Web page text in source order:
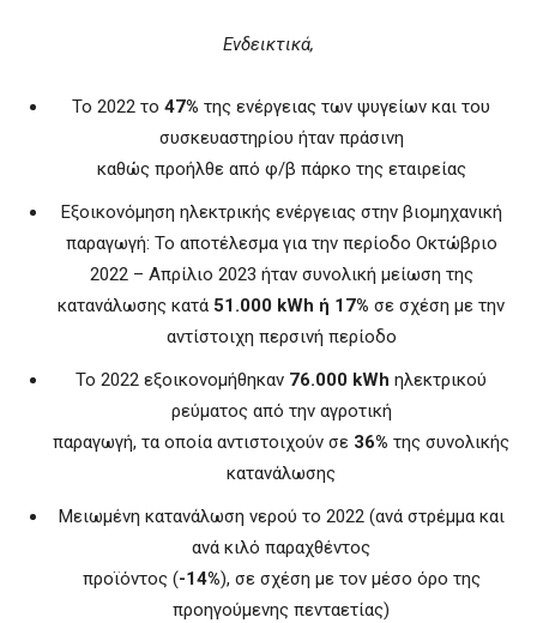
Ενδεικτικά,
Το 2022 το 47% της ενέργειας των ψυγείων και του
συσκευαστηρίου ήταν πράσινη
καθώς προήλθε από φ/β πάρκο της εταιρείας
Εξοικονόμηση ηλεκτρικής ενέργειας στην βιομηχανική
παραγωγή: Το αποτέλεσμα για την περίοδο Οκτώβριο
2022 – Απρίλιο 2023 ήταν συνολική μείωση της
κατανάλωσης κατά 51.000 kWh ή 17% σε σχέση με την
αντίστοιχη περσινή περίοδο
Το 2022 εξοικονομήθηκαν 76.000 kWh ηλεκτρικού
ρεύματος από την αγροτική
παραγωγή, τα οποία αντιστοιχούν σε 36% της συνολικής
κατανάλωσης
Μειωμένη κατανάλωση νερού το 2022 (ανά στρέμμα και
ανά κιλό παραχθέντος
προϊόντος (-14%), σε σχέση με τον μέσο όρο της
προηγούμενης πενταετίας)